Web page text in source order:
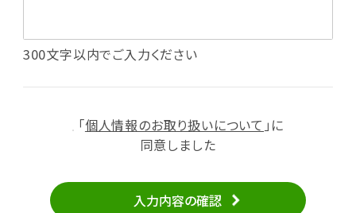
・投稿したクチコミ情報、写真の本サービスへの
・メールマガジン、お知らせ、広告等の配信
（2）ユーザーからのお問い合わせへの対応
せの内容確認、返答
・当サービスの品質改善
300文字以内でご入力ください
「個人情報のお取り扱いについて 」に
同意しました
入力内容の確認